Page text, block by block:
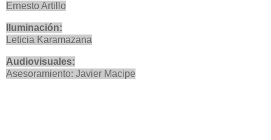
Ernesto Artillo
Iluminación:
Leticia Karamazana
Audiovisuales:
Asesoramiento: Javier Macipe